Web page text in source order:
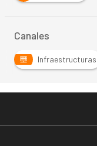
Canales
Infraestructuras